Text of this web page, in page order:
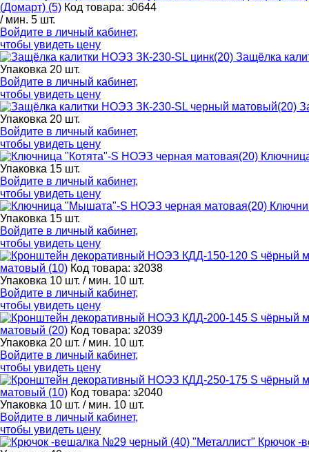
(Домарт) (5) Код товара: з0644
/ мин. 5 шт.
Войдите в личный кабинет,
чтобы увидеть цену
Защёлка
Упаковка 20 шт.
Войдите в личный кабинет,
чтобы увидеть цену
Упаковка 20 шт.
Войдите в личный кабинет,
чтобы увидеть цену
Упаковка 15 шт.
Войдите в личный кабинет,
чтобы увидеть цену
Упаковка 15 шт.
Войдите в личный кабинет,
чтобы увидеть цену
матовый (10) Код товара: з2038
Упаковка 10 шт. / мин. 10 шт.
Войдите в личный кабинет,
чтобы увидеть цену
матовый (20) Код товара: з2039
Упаковка 20 шт. / мин. 10 шт.
Войдите в личный кабинет,
чтобы увидеть цену
матовый (10) Код товара: з2040
Упаковка 10 шт. / мин. 10 шт.
Войдите в личный кабинет,
чтобы увидеть цену
Крючок -